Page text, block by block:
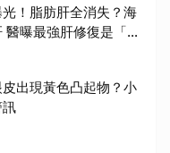
！脂肪肝全消失？海
曝最強肝修復是「這
出現黃色凸起物？小